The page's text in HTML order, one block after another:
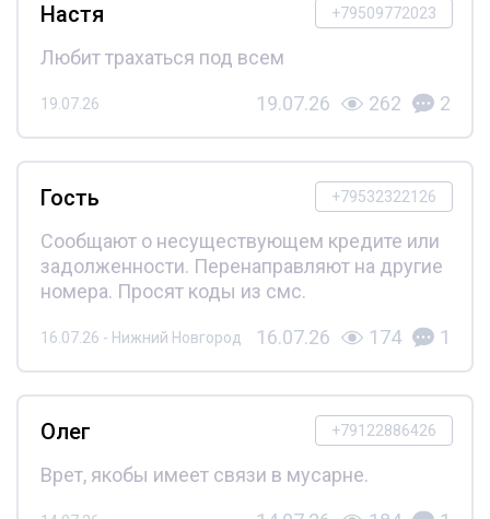
+79509772023
Настя
Любит трахаться под всем
19.07.26 19.07.26 262 2
+79532322126
Гость
Сообщают о несуществующем кредите или
задолженности. Перенаправляют на другие
номера. Просят коды из смс.
16.07.26 - Нижний Новгород 16.07.26 174 1
+79122886426
Олег
Врет, якобы имеет связи в мусарне.